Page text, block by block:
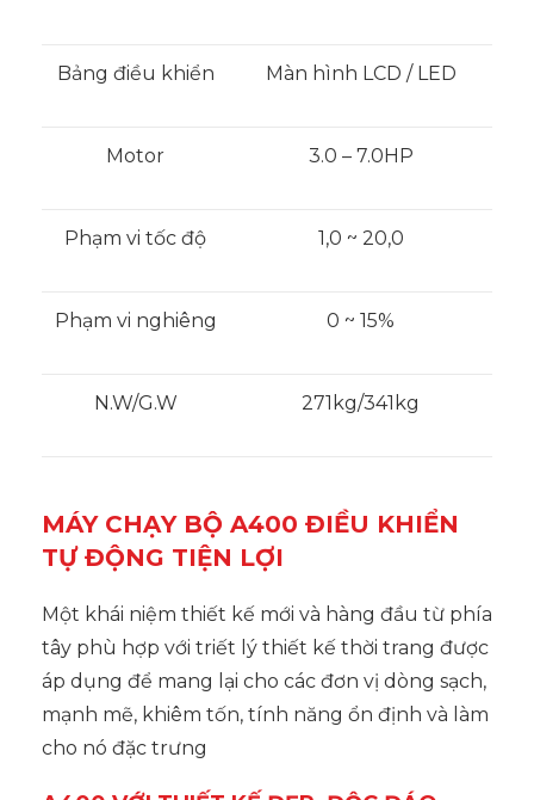
Bảng điều khiển Màn hình LCD / LED
Motor 3.0 – 7.0HP
Phạm vi tốc độ 1,0 ~ 20,0
Phạm vi nghiêng 0 ~ 15%
N.W/G.W 271kg/341kg
MÁY CHẠY BỘ A400 ĐIỀU KHIỂN
TỰ ĐỘNG TIỆN LỢI
Một khái niệm thiết kế mới và hàng đầu từ phía
tây phù hợp với triết lý thiết kế thời trang được
áp dụng để mang lại cho các đơn vị dòng sạch,
mạnh mẽ, khiêm tốn, tính năng ổn định và làm
cho nó đặc trưng